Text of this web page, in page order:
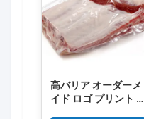
高バリア オーダーメ
イド ロゴ プリント プ